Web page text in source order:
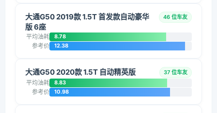
大通G50 2019款 1.5T 首发款自动豪华
版 6座
46 位车友
平均油耗 8.78
参考价 12.38
大通G50 2020款 1.5T 自动精英版 37 位车友
平均油耗 8.83
参考价 10.98